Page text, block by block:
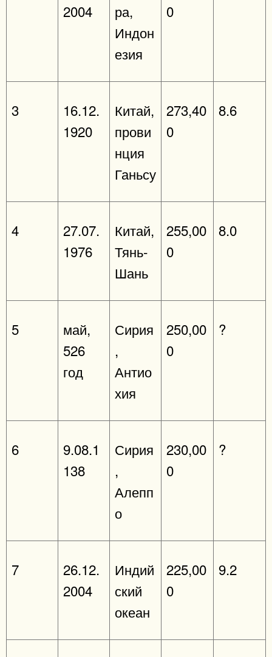
2004
ра,
Индон
езия
0
3
16.12.
1920
Китай,
прови
нция
Ганьсу
273,40
0
8.6
4
27.07.
1976
Китай,
Тянь-
Шань
255,00
0
8.0
5
май,
526
год
Сирия
,
Антио
хия
250,00
0
?
6
9.08.1
138
Сирия
,
Алепп
о
230,00
0
?
7
26.12.
2004
Индий
ский
океан
225,00
0
9.2